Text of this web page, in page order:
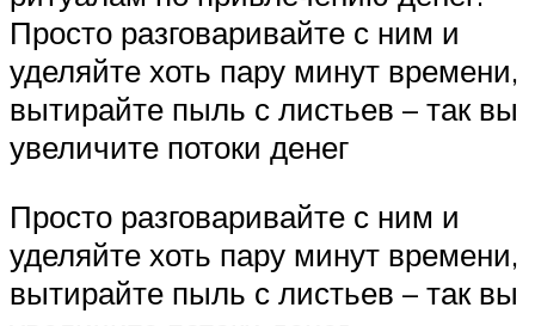
Просто разговаривайте с ним и
уделяйте хоть пару минут времени,
вытирайте пыль с листьев – так вы
увеличите потоки денег
Просто разговаривайте с ним и
уделяйте хоть пару минут времени,
вытирайте пыль с листьев – так вы